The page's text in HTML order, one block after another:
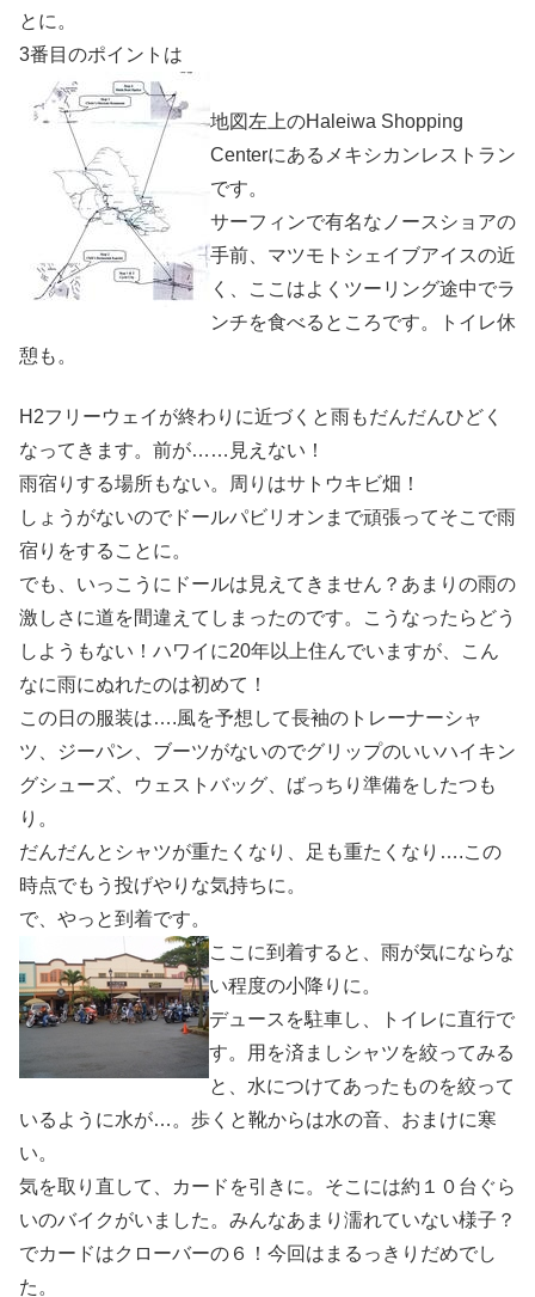
とに。
3番目のポイントは
地図左上のHaleiwa Shopping
Centerにあるメキシカンレストラン
です。
サーフィンで有名なノースショアの
手前、マツモトシェイブアイスの近
く、ここはよくツーリング途中でラ
ンチを食べるところです。トイレ休
憩も。
H2フリーウェイが終わりに近づくと雨もだんだんひどく
なってきます。前が……見えない！
雨宿りする場所もない。周りはサトウキビ畑！
しょうがないのでドールパビリオンまで頑張ってそこで雨
宿りをすることに。
でも、いっこうにドールは見えてきません？あまりの雨の
激しさに道を間違えてしまったのです。こうなったらどう
しようもない！ハワイに20年以上住んでいますが、こん
なに雨にぬれたのは初めて！
この日の服装は….風を予想して長袖のトレーナーシャ
ツ、ジーパン、ブーツがないのでグリップのいいハイキン
グシューズ、ウェストバッグ、ばっちり準備をしたつも
り。
だんだんとシャツが重たくなり、足も重たくなり….この
時点でもう投げやりな気持ちに。
で、やっと到着です。
ここに到着すると、雨が気にならな
い程度の小降りに。
デュースを駐車し、トイレに直行で
す。用を済ましシャツを絞ってみる
と、水につけてあったものを絞って
いるように水が…。歩くと靴からは水の音、おまけに寒
い。
気を取り直して、カードを引きに。そこには約１０台ぐら
いのバイクがいました。みんなあまり濡れていない様子？
でカードはクローバーの６！今回はまるっきりだめでし
た。